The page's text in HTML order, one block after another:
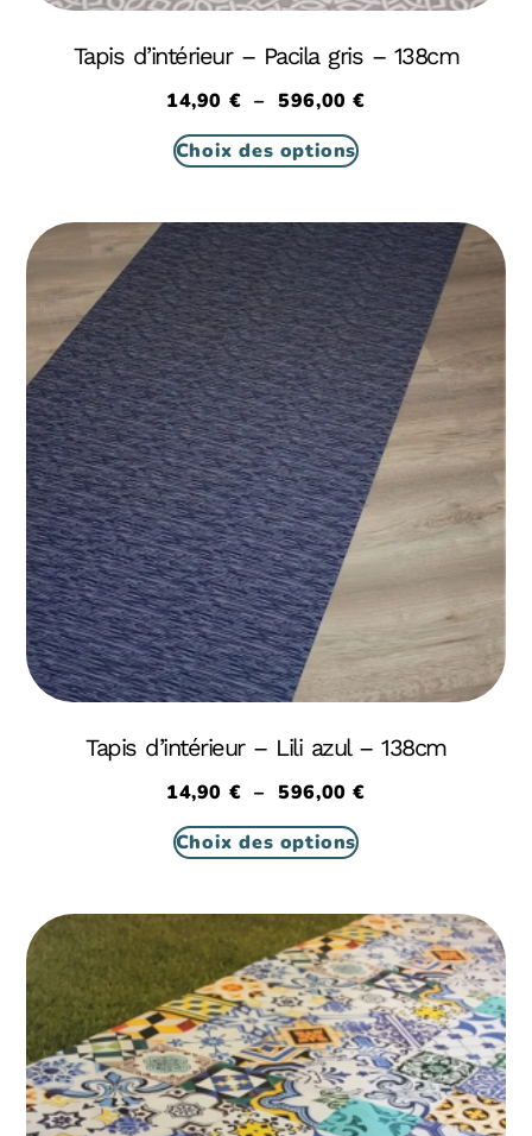
Tapis d’intérieur – Pacila gris – 138cm
14,90 € – 596,00€
Choix des options
Tapis d’intérieur – Lili azul – 138cm
14,90 € – 596,00€
Choix des options